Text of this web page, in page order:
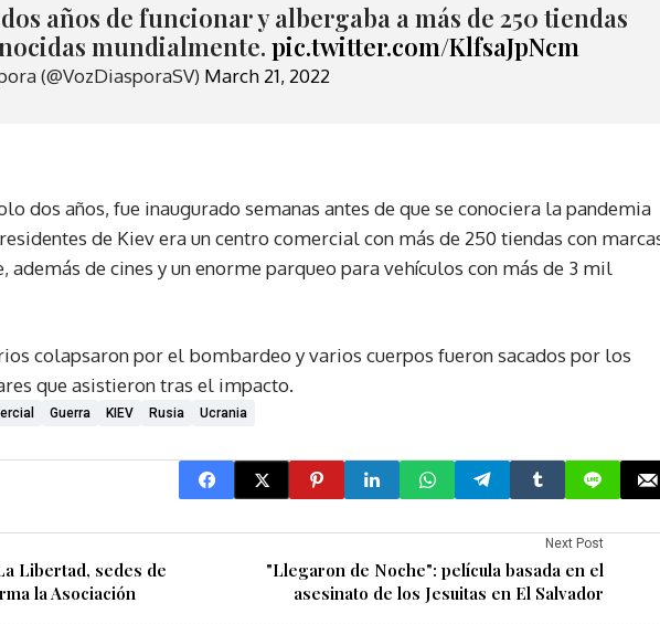
años de funcionar y albergaba a más de 250 tiendas
mundialmente. pic.twitter.com/KlfsaJpNcm
(@VozDiasporaSV) March 21, 2022
dos años, fue inaugurado semanas antes de que se conociera la pandemia
de Kiev era un centro comercial con más de 250 tiendas con
además de cines y un enorme parqueo para vehículos con más de 3 mil
colapsaron por el bombardeo y varios cuerpos fueron sacados por los
que asistieron tras el impacto.
Guerra KIEV Rusia Ucrania
Libertad, sedes de
la Asociación
Next Post
"Llegaron de Noche": película basada en el
asesinato de los Jesuitas en El Salvador